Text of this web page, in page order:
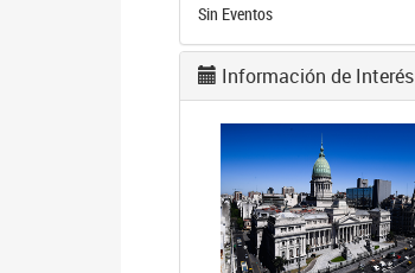
Sin Eventos
Información de Interés